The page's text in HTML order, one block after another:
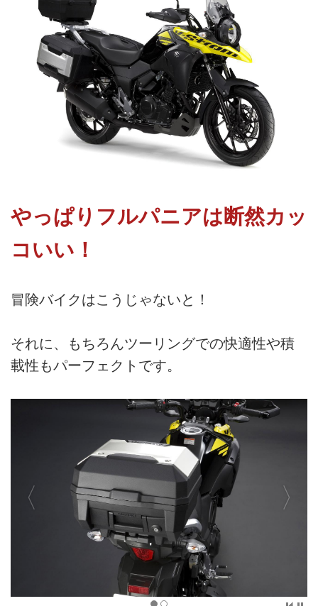
やっぱりフルパニアは断然カッ
コいい！
冒険バイクはこうじゃないと！
それに、もちろんツーリングでの快適性や積
載性もパーフェクトです。